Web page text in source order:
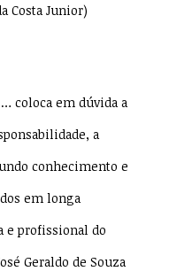
Costa Junior)
coloca em dúvida a
a
conhecimento e
em longa
e profissional do
Geraldo de Souza